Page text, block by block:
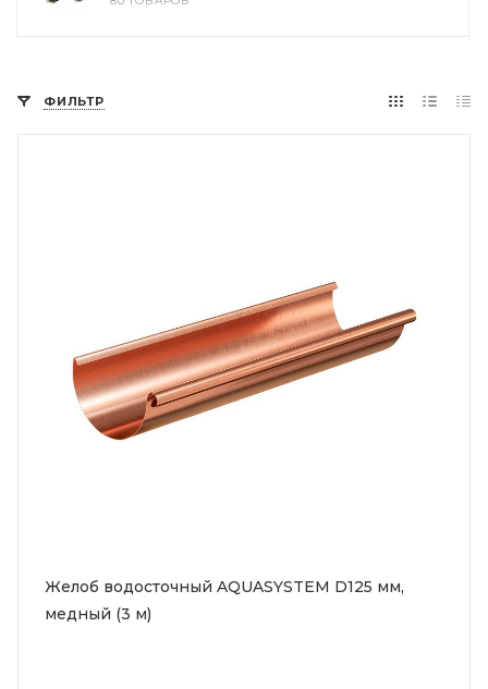
ФИЛЬТР
Желоб водосточный AQUASYSTEM D125 мм,
медный (3 м)